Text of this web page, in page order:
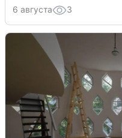
6 августа 3